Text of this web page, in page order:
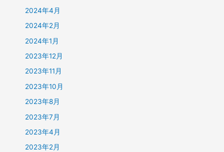
2024年4月
2024年2月
2024年1月
2023年12月
2023年11月
2023年10月
2023年8月
2023年7月
2023年4月
2023年2月